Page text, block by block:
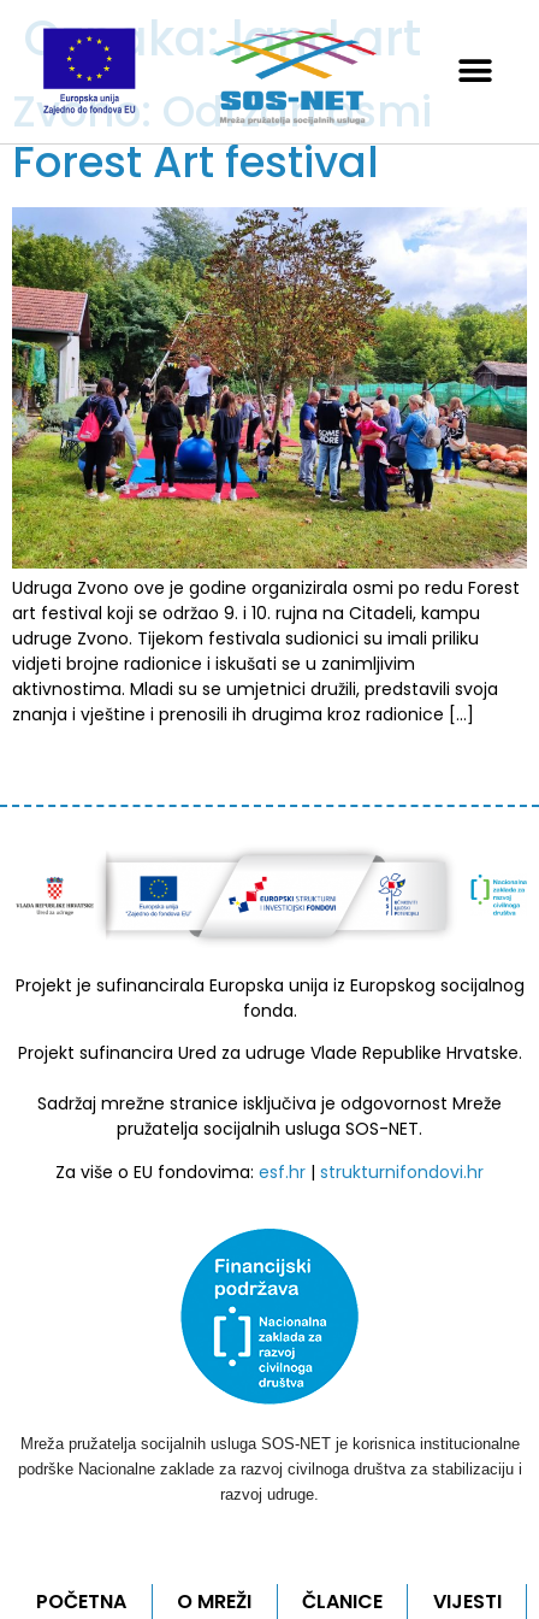
Oznaka:land art
Zvono: Održan osmi
Forest Art festival
Udruga Zvono ove je godine organizirala osmi po redu Forest
art festival koji se održao 9. i 10. rujna na Citadeli, kampu
udruge Zvono. Tijekom festivala sudionici su imali priliku
vidjeti brojne radionice i iskušati se u zanimljivim
aktivnostima. Mladi su se umjetnici družili, predstavili svoja
znanja i vještine i prenosili ih drugima kroz radionice […]
Projekt je sufinancirala Europska unija iz Europskog socijalnog
fonda.
Projekt sufinancira Ured za udruge Vlade Republike Hrvatske.
Sadržaj mrežne stranice isključiva je odgovornost Mreže
pružatelja socijalnih usluga SOS-NET.
Za više o EU fondovima: esf.hr | strukturnifondovi.hr
Mreža pružatelja socijalnih usluga SOS-NET je korisnica institucionalne
podrške Nacionalne zaklade za razvoj civilnoga društva za stabilizaciju i
razvoj udruge.
POČETNA O MREŽI ČLANICE VIJESTI